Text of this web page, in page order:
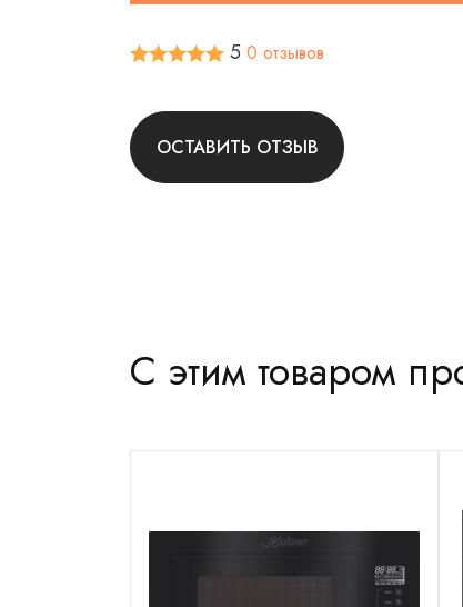
5 0 отзывов
ОСТАВИТЬ ОТЗЫВ
С этим товаром